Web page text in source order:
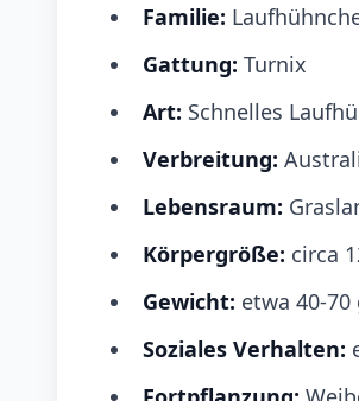
Familie:
Gattung: Turnix
Art: Schnelles
Verbreitung:
Lebensraum:
Körpergröße: circa
Gewicht: etwa 40-70
Soziales Verhalten: